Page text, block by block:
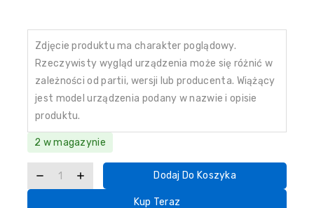
Zdjęcie produktu ma charakter poglądowy.
Rzeczywisty wygląd urządzenia może się różnić w
zależności od partii, wersji lub producenta. Wiążący
jest model urządzenia podany w nazwie i opisie
produktu.
2 w magazynie
Dodaj Do Koszyka
Kup Teraz